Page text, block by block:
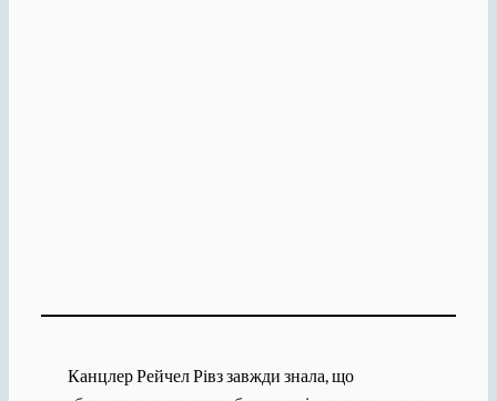
Канцлер Рейчел Рівз завжди знала, що